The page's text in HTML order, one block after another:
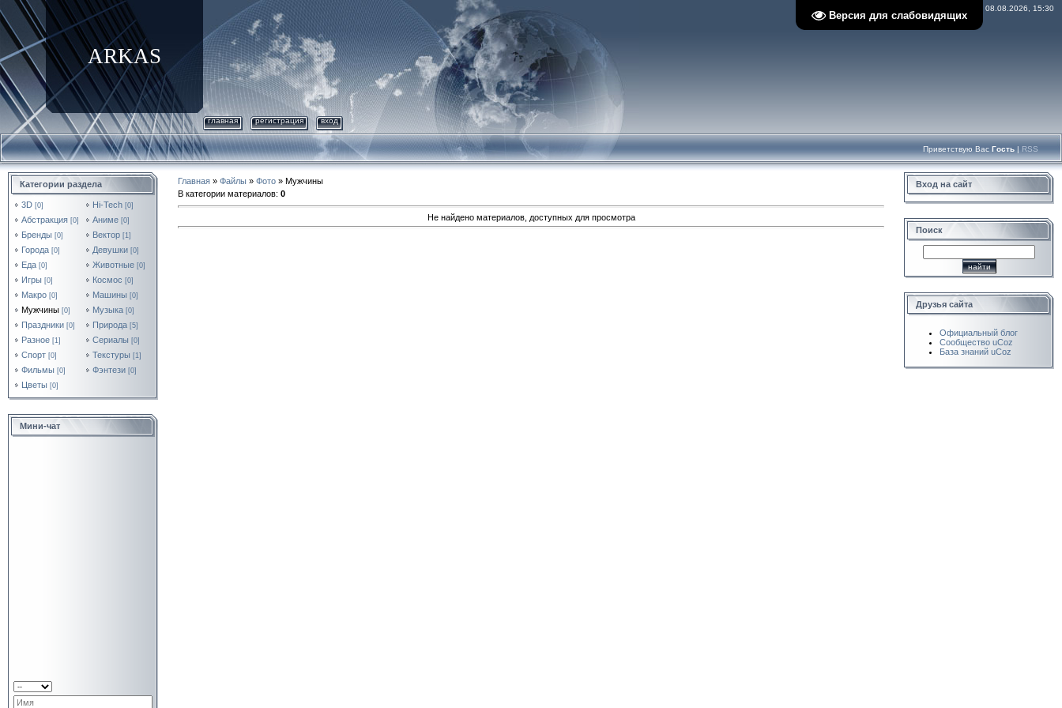
Версия для слабовидящих
ARKAS
Суббота, 08.08.2026, 15:30
главная регистрация вход
Приветствую Вас Гость | RSS
Категории раздела
3D [0] Hi-Tech [0]
Абстракция [0] Аниме [0]
Бренды [0] Вектор [1]
Города [0] Девушки [0]
Еда [0] Животные [0]
Игры [0] Космос [0]
Макро [0] Машины [0]
Мужчины [0] Музыка [0]
Праздники [0] Природа [5]
Разное [1] Сериалы [0]
Спорт [0] Текстуры [1]
Фильмы [0] Фэнтези [0]
Цветы [0]
Мини-чат
Главная » Файлы » Фото » Мужчины
В категории материалов: 0
Не найдено материалов, доступных для просмотра
Вход на сайт
Поиск
Друзья сайта
Официальный блог
Сообщество uCoz
База знаний uCoz